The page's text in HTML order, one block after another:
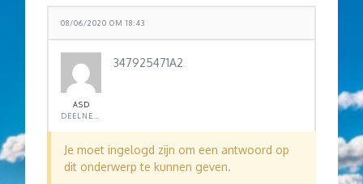
08/06/2020 OM 18:43
ASD
347925471A2
Je moet ingelogd zijn om een antwoord op
dit onderwerp te kunnen geven.